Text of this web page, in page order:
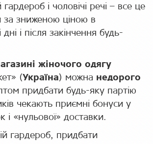
і чоловічі речі – все це
за зниженою ціною в
дні і після закінчення будь-
жіночого одягу
(Україна) можна недорого
придбати будь-яку партію
чекають приємні бонуси у
і «нульової» доставки.
гардероб, придбати